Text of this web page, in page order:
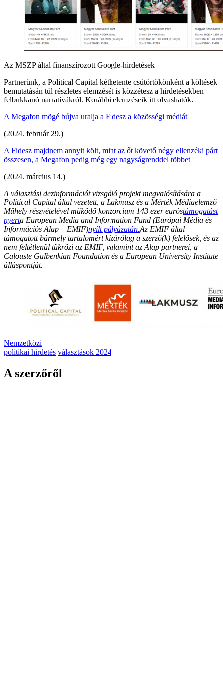
Az MSZP által finanszírozott Google-hirdetések
Partnerünk, a Political Capital kéthetente csütörtökönként a költések
bemutatásán túl részletes elemzését is közzétesz a hirdetésekben
felbukkanó narratívákról. Korábbi elemzéseik itt olvashatók:
A Megafon mögé bújva uralja a Fidesz a közösségi médiát
(2024. február 29.)
A Fidesz majdnem annyit költ, mint az őt követő négy ellenzéki párt
összesen, a Megafon pedig még egy nagyságrenddel többet
(2024. március 14.)
A választási dezinformációt vizsgáló projekt megvalósítására a
Political Capital által vezetett, a Lakmusz és a Mérték Médiaelemző
Műhely részvételével működő konzorcium 143 ezer euróstámogatást
nyerta European Media and Information Fund (Európai Média és
Információs Alap – EMIF)nyílt pályázatán.Az EMIF által
támogatott bármely tartalomért kizárólag a szerző(k) felelősek, és az
nem feltétlenül tükrözi az EMIF, valamint az Alap partnerei, a
Calouste Gulbenkian Foundation és a European University Institute
álláspontját.
Nemzetközi
politikai hirdetés választások 2024
A szerzőről